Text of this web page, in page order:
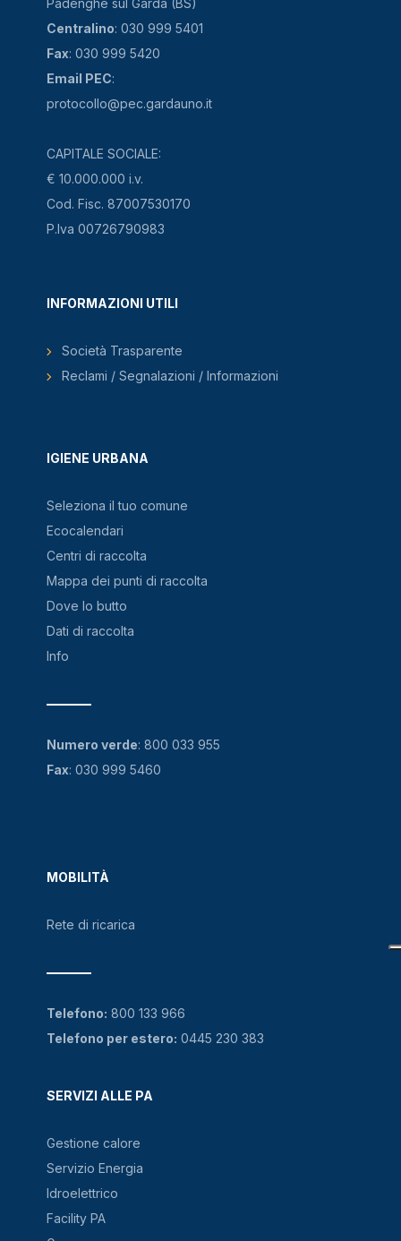
Centralino: 030 999 5401
Fax: 030 999 5420
Email PEC:
protocollo@pec.gardauno.it
CAPITALE SOCIALE:
€ 10.000.000 i.v.
Cod. Fisc. 87007530170
P.Iva 00726790983
IGIENE URBANA
Seleziona il tuo comune
Ecocalendari
Centri di raccolta
Mappa dei punti di raccolta
Dove lo butto
Dati di raccolta
Info
MOBILITÀ
Rete di ricarica
SERVIZI ALLE PA
Gestione calore
Servizio Energia
Idroelettrico
Facility PA
INFORMAZIONI UTILI
Società Trasparente
Reclami / Segnalazioni / Informazioni
Numero verde: 800 033 955
Fax: 030 999 5460
Telefono: 800 133 966
Telefono per estero: 0445 230 383